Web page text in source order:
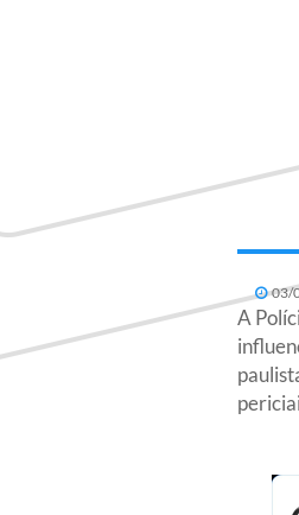
03/
A